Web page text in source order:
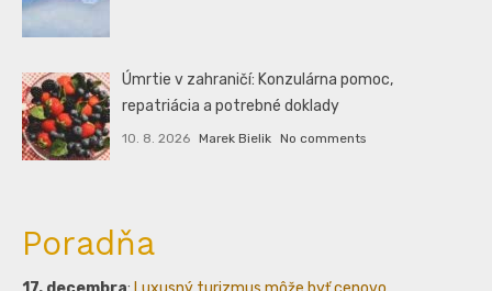
Úmrtie v zahraničí: Konzulárna pomoc,
repatriácia a potrebné doklady
10. 8. 2026 Marek Bielik No comments
Poradňa